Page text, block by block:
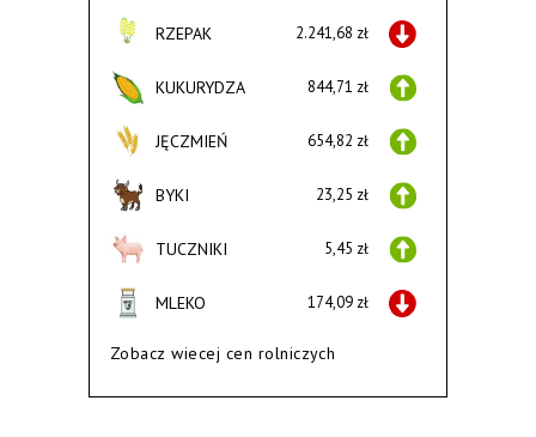
RZEPAK 2.241,68 zł
KUKURYDZA 844,71 zł
JĘCZMIEŃ 654,82 zł
BYKI 23,25 zł
TUCZNIKI 5,45 zł
MLEKO 174,09 zł
Zobacz wiecej cen rolniczych